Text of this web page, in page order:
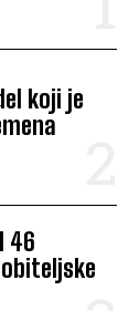
koji je
46